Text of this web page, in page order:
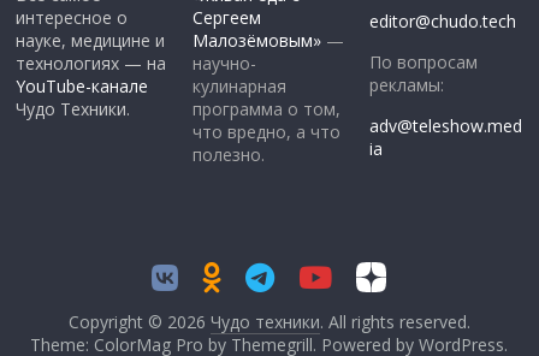
интересное о
науке, медицине и
технологиях — на
YouTube-канале
Чудо Техники.
Сергеем
Малозёмовым» —
научно-
кулинарная
программа о том,
что вредно, а что
полезно.
editor@chudo.tech
По вопросам
рекламы:
adv@teleshow.med
ia
Copyright © 2026 Чудо техники. All rights reserved.
Theme: ColorMag Pro by Themegrill. Powered byWordPress.